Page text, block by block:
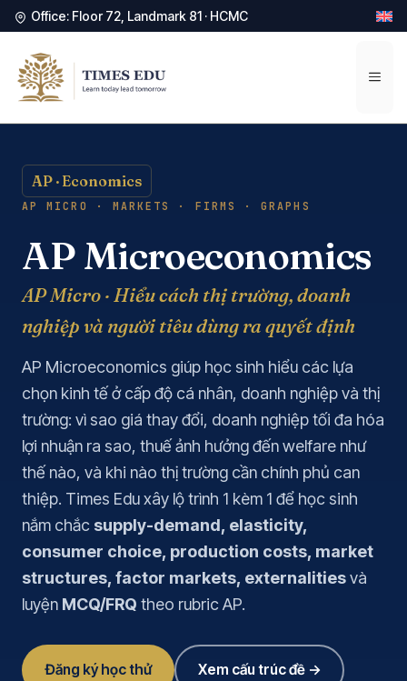
Office: Floor 72, Landmark 81 · HCMC
đến
dung
AP · Economics
AP MICRO · MARKETS · FIRMS · GRAPHS
AP Microeconomics
AP Micro · Hiểu cách thị trường, doanh
nghiệp và người tiêu dùng ra quyết định
AP Microeconomics giúp học sinh hiểu các lựa
chọn kinh tế ở cấp độ cá nhân, doanh nghiệp và thị
trường: vì sao giá thay đổi, doanh nghiệp tối đa hóa
lợi nhuận ra sao, thuế ảnh hưởng đến welfare như
thế nào, và khi nào thị trường cần chính phủ can
thiệp. Times Edu xây lộ trình 1 kèm 1 để học sinh
nắm chắc supply-demand, elasticity,
consumer choice, production costs, market
structures, factor markets, externalitiesvà
luyện MCQ/FRQ theo rubric AP.
Đăng ký học thử Xem cấu trúc đề →